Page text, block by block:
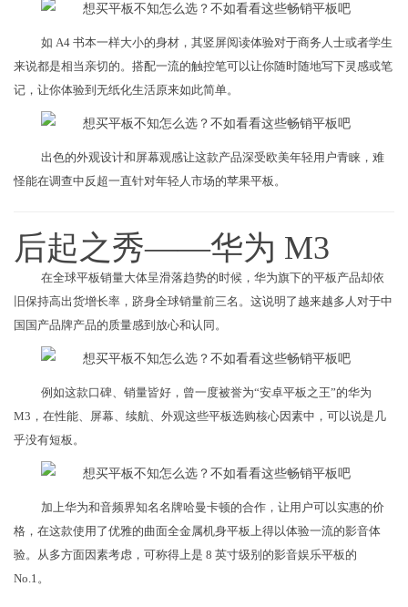
如 A4 书本一样大小的身材，其竖屏阅读体验对于商务人士或者学生
来说都是相当亲切的。搭配一流的触控笔可以让你随时随地写下灵感或笔
记，让你体验到无纸化生活原来如此简单。
出色的外观设计和屏幕观感让这款产品深受欧美年轻用户青睐，难
怪能在调查中反超一直针对年轻人市场的苹果平板。
后起之秀——华为 M3
在全球平板销量大体呈滑落趋势的时候，华为旗下的平板产品却依
旧保持高出货增长率，跻身全球销量前三名。这说明了越来越多人对于中
国国产品牌产品的质量感到放心和认同。
例如这款口碑、销量皆好，曾一度被誉为“安卓平板之王”的华为
M3，在性能、屏幕、续航、外观这些平板选购核心因素中，可以说是几
乎没有短板。
加上华为和音频界知名名牌哈曼卡顿的合作，让用户可以实惠的价
格，在这款使用了优雅的曲面全金属机身平板上得以体验一流的影音体
验。从多方面因素考虑，可称得上是 8 英寸级别的影音娱乐平板的
No.1。